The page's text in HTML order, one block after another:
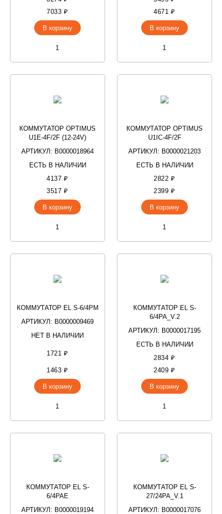
7033 ₽
В корзину
4671 ₽
В корзину
КОММУТАТОР OPTIMUS
U1E-4F/2F (12-24V)
АРТИКУЛ: В0000018964
ЕСТЬ В НАЛИЧИИ
4137 ₽
3517 ₽
В корзину
КОММУТАТОР OPTIMUS
U1IC-4F/2F
АРТИКУЛ: В0000021203
ЕСТЬ В НАЛИЧИИ
2822 ₽
2399 ₽
В корзину
КОММУТАТОР EL S-6/4PM
АРТИКУЛ: В0000009469
НЕТ В НАЛИЧИИ
1721 ₽
1463 ₽
В корзину
КОММУТАТОР EL S-
6/4PA_V.2
АРТИКУЛ: В0000017195
ЕСТЬ В НАЛИЧИИ
2834 ₽
2409 ₽
В корзину
КОММУТАТОР EL S-
6/4PAE
АРТИКУЛ: В0000019194
КОММУТАТОР EL S-
27/24PA_V.1
АРТИКУЛ: В0000017076